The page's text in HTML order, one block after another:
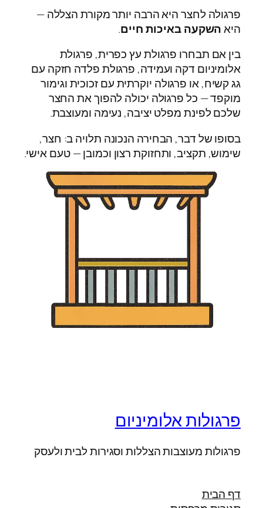
פרגולה לחצר היא הרבה יותר מקורת הצללה —
היאהשקעה באיכות חיים.
בין אם תבחרו פרגולת עץ כפרית, פרגולת
אלומיניום דקה ועמידה, פרגולת פלדה חזקה עם
גג קשיח, או פרגולה יוקרתית עם זכוכית וגימור
מוקפד — כל פרגולה יכולה להפוך את החצר
שלכם לפינת מפלט יציבה, נעימה ומעוצבת.
בסופו של דבר, הבחירה הנכונה תלויה ב: חצר,
שימוש, תקציב, ותחזוקת רצון וכמובן — טעם אישי.
פרגולות אלומיניום
פרגולות מעוצבות הצללות וסגירות לבית ולעסק
דף הבית